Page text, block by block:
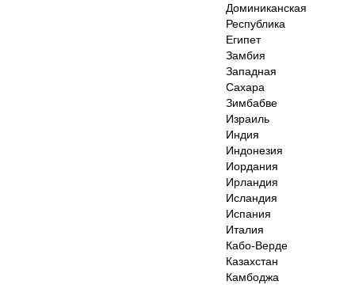
Доминиканская
Республика
Египет
Замбия
Западная
Сахара
Зимбабве
Израиль
Индия
Индонезия
Иордания
Ирландия
Исландия
Испания
Италия
Кабо-Верде
Казахстан
Камбоджа